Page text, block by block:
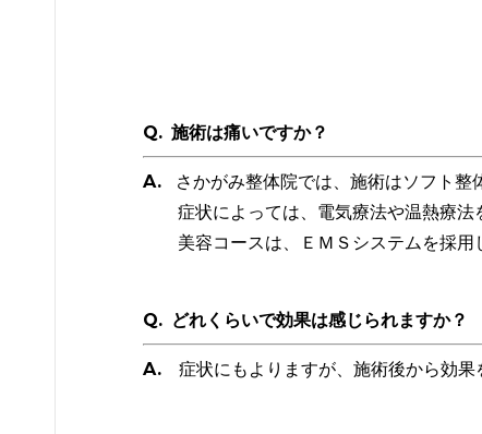
Q. 施術は痛いですか？
A. さかがみ整体院では、施術はソフト整
症状によっては、電気療法や温熱療法
美容コースは、ＥＭＳシステムを採用
Q. どれくらいで効果は感じられますか？
A. 症状にもよりますが、施術後から効果